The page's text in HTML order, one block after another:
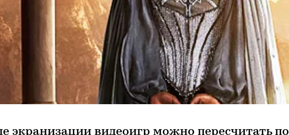
экранизации видеоигр можно пересчитать по